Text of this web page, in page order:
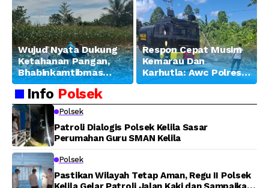
Wujud Nyata Dukung
Ketahanan Pangan,
Bhabinkamtibmas
Banjar Ausoy Turun
Langsung Bantu
Warga Panen Jagung
Respon Cepat Musim
Kemarau Dan
Karhutla: Awc Polres
Teluk Bintuni
Lahan di Jalan Poros
Info Polsek
Polsek
Patroli Dialogis Polsek Kelila Sasar
Perumahan Guru SMAN Kelila
Polsek
Pastikan Wilayah Tetap Aman, Regu II Polsek